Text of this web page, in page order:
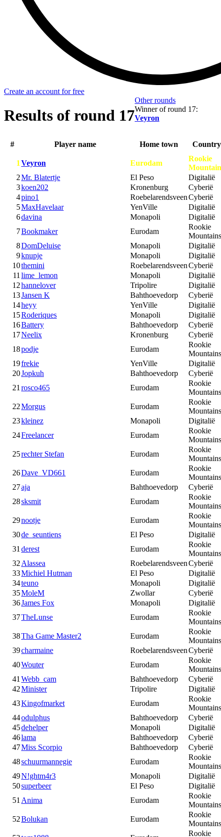
Create an account for free
Results of round 17
Other rounds
Winner of round 17:
Veyron
# Player name Home town Country
1Veyron Eurodam
Rookie
2Mr. Blatertje El Peso
Digitalië
3koen202 Kronenburg
Cyberië
4pino1 RoebelarendsveenCyberië
5MaxHavelaar YenVille
Digitalië
6davina Monapoli
Digitalië
7Bookmaker Eurodam
Rookie
Mountains
8DomDeluise Monapoli
Digitalië
9knupje Monapoli
Digitalië
10themini RoebelarendsveenCyberië
11lime_lemon Monapoli
Digitalië
12hannelover Tripolire
Digitalië
13Jansen K Bahthoevedorp
Cyberië
14heyy YenVille
Digitalië
15Roderiques Monapoli
Digitalië
16Battery Bahthoevedorp
Cyberië
17Neelix Kronenburg
Cyberië
18podje Eurodam
Rookie
Mountains
19frekie YenVille
Digitalië
20Jopkuh Bahthoevedorp
Cyberië
21rosco465 Eurodam
Rookie
Mountains
22Morgus Eurodam
Rookie
Mountains
23kleinez Monapoli
Digitalië
24Freelancer Eurodam
Rookie
Mountains
25rechter Stefan Eurodam
Rookie
Mountains
26Dave_VD661 Eurodam
Rookie
Mountains
27aja Bahthoevedorp
Cyberië
28sksmit Eurodam
Rookie
Mountains
29nootje Eurodam
Rookie
Mountains
30de_seuntiens El Peso
Digitalië
31derest Eurodam
Rookie
Mountains
32Alassea RoebelarendsveenCyberië
33Michiel Hutman El Peso
Digitalië
34teuno Monapoli
Digitalië
35MoleM Zwollar
Cyberië
36James Fox Monapoli
Digitalië
37TheLunse Eurodam
Rookie
Mountains
38Tha Game Master2 Eurodam
Rookie
Mountains
39charmaine RoebelarendsveenCyberië
40Wouter Eurodam
Rookie
Mountains
41Webb_cam Bahthoevedorp
Cyberië
42Minister Tripolire
Digitalië
43Kingofmarket Eurodam
Rookie
Mountains
44odulphus Bahthoevedorp
Cyberië
45dehelper Monapoli
Digitalië
46lama Bahthoevedorp
Cyberië
47Miss Scorpio Bahthoevedorp
Cyberië
48schuurmannegie Eurodam
Rookie
Mountains
49N!ghtm4r3 Monapoli
Digitalië
50superbeer El Peso
Digitalië
51Anima Eurodam
Rookie
Mountains
52Bolukan Eurodam
Rookie
Mountains
Rookie